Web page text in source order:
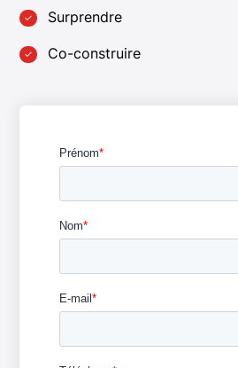
Surprendre
Co-construire